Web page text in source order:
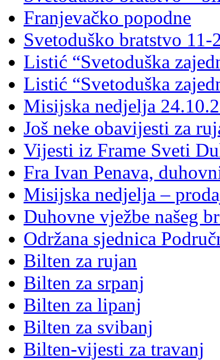
Franjevačko popodne
Svetoduško bratstvo 11-
Listić “Svetoduška
Listić “Svetoduška
Misijska nedjelja
Još neke obavijesti za
Vijesti iz Frame Sveti
Fra Ivan Penava,
Misijska nedjelja –
Duhovne vježbe našeg
Održana sjednica
Bilten za rujan
Bilten za srpanj
Bilten za lipanj
Bilten za svibanj
Bilten-vijesti za travanj